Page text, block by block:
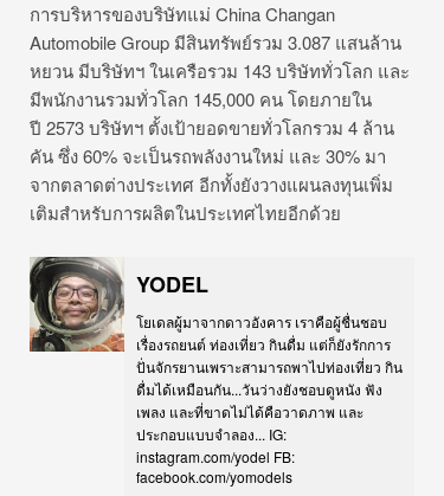
การบริหารของบริษัทแม่ China Changan
Automobile Group มีสินทรัพย์รวม 3.087 แสนล้าน
หยวน มีบริษัทฯ ในเครือรวม 143 บริษัททั่วโลก และ
มีพนักงานรวมทั่วโลก 145,000 คน โดยภายใน
ปี 2573 บริษัทฯ ตั้งเป้ายอดขายทั่วโลกรวม 4 ล้าน
คัน ซึ่ง 60% จะเป็นรถพลังงานใหม่ และ 30% มา
จากตลาดต่างประเทศ อีกทั้งยังวางแผนลงทุนเพิ่ม
เติมสำหรับการผลิตในประเทศไทยอีกด้วย
YODEL
โยเดลผู้มาจากดาวอังคาร เราคือผู้ชื่นชอบ
เรื่องรถยนต์ ท่องเที่ยว กินดื่ม แต่ก็ยังรักการ
ปั่นจักรยานเพราะสามารถพาไปท่องเที่ยว กิน
ดื่มได้เหมือนกัน...วันว่างยังชอบดูหนัง ฟัง
เพลง และที่ขาดไม่ได้คือวาดภาพ และ
ประกอบแบบจำลอง... IG:
instagram.com/yodel FB:
facebook.com/yomodels